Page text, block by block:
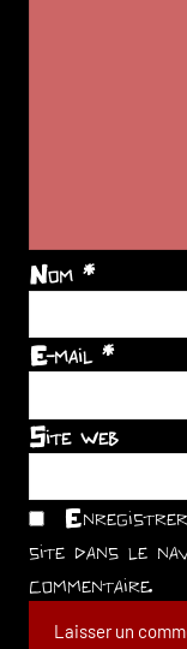
Nom *
E-mail *
Site web
Enregistrer
site dans le
commentaire.